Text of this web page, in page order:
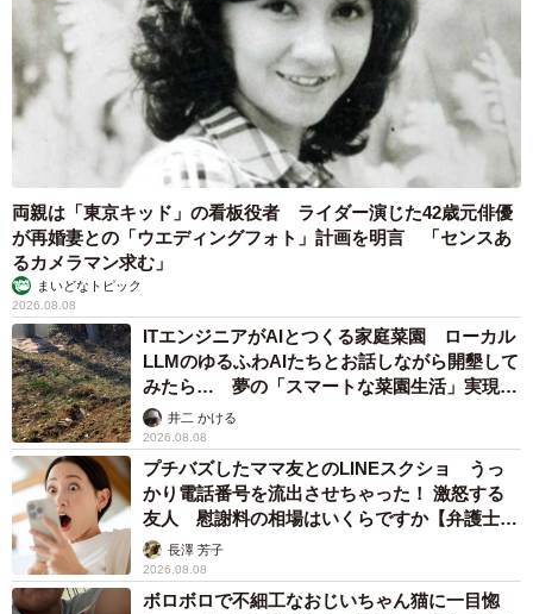
両親は「東京キッド」の看板役者 ライダー演じた42歳元俳優
が再婚妻との「ウエディングフォト」計画を明言 「センスあ
るカメラマン求む」
まいどなトピック
2026.08.08
ITエンジニアがAIとつくる家庭菜園 ローカル
LLMのゆるふわAIたちとお話しながら開墾して
みたら… 夢の「スマートな菜園生活」実現な
るか井二 かける
2026.08.08
プチバズしたママ友とのLINEスクショ うっ
かり電話番号を流出させちゃった！ 激怒する
友人 慰謝料の相場はいくらですか【弁護士が
解説】長澤 芳子
2026.08.08
ボロボロで不細工なおじいちゃん猫に一目惚